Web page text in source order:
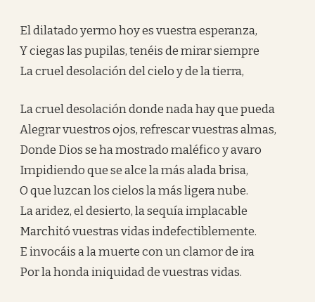
El dilatado yermo hoy es vuestra esperanza,
Y ciegas las pupilas, tenéis de mirar siempre
La cruel desolación del cielo y de la tierra,
La cruel desolación donde nada hay que pueda
Alegrar vuestros ojos, refrescar vuestras almas,
Donde Dios se ha mostrado maléfico y avaro
Impidiendo que se alce la más alada brisa,
O que luzcan los cielos la más ligera nube.
La aridez, el desierto, la sequía implacable
Marchitó vuestras vidas indefectiblemente.
E invocáis a la muerte con un clamor de ira
Por la honda iniquidad de vuestras vidas.